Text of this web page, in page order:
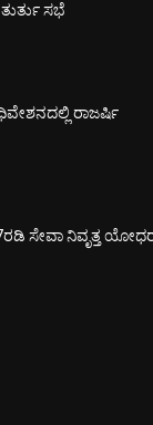
ಸಭೆ
ರಾಜರ್ಷಿ
ಸೇವಾ ನಿವೃತ್ತ